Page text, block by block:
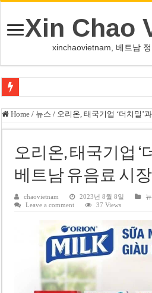
Xin Chao
xinchaovietnam, 베트남
오덕 목사, 32년 베트남 삶 담은 첫 디카시
베트남 화학·플라스틱 기업 납세 상위 10
MWG 대표 “올해 이익 목표 9조2천억동,
FIFA 인판티노 회장, 유럽 축구계·북미 정
호찌민시, 올해 국경절 연휴 5일 연속 휴무
우크라이나 전황 1,623일: 키이우, 탄도
호찌민 Đá Đỏ 수로 정비 사업, 2026년 말
미 국방부, 육군 참모총장 임명 난항
조세심판원, 배우 유연석 30억 세금 불복 청
Home / 뉴스 / 오리온, 태국기업 ‘더치밀’
오리온, 태국기업 ‘
베트남 유음료 시
chaovietnam 2023년 8월 8일
Leave a comment
37 Views